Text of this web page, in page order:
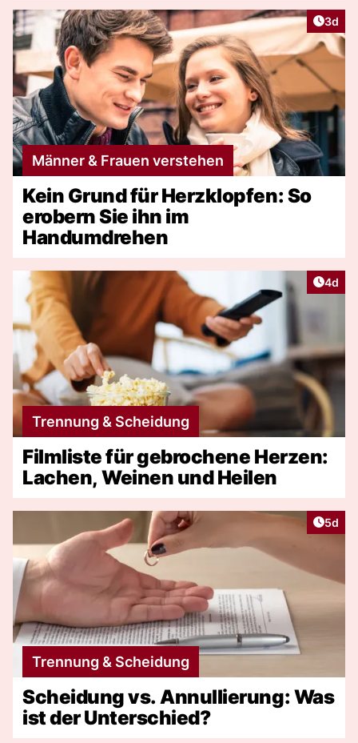
3d
Männer & Frauen verstehen
Kein Grund für Herzklopfen: So
erobern Sie ihn im
Handumdrehen
4d
Trennung & Scheidung
Filmliste für gebrochene Herzen:
Lachen, Weinen und Heilen
5d
Trennung & Scheidung
Scheidung vs. Annullierung: Was
ist der Unterschied?